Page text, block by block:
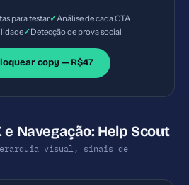
entre ações (ex.: começar
para testar✓Análise de cada CTA
✓Detecção de prova social
copy — R$47
e Navegação: Help Scout
visual, sinais de